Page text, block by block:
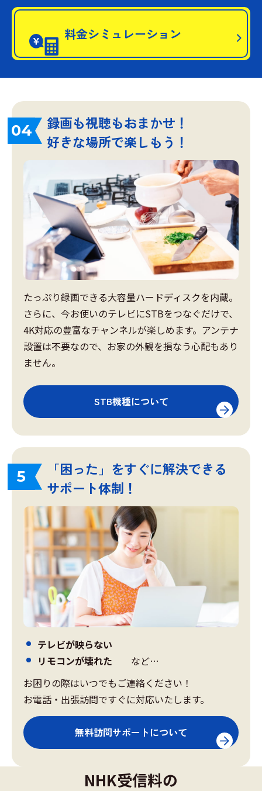
料金シミュレーション
04
録画も視聴もおまかせ！
好きな場所で楽しもう！
たっぷり録画できる大容量ハードディスクを内蔵。
さらに、今お使いのテレビにSTBをつなぐだけで、
4K対応の豊富なチャンネルが楽しめます。アンテナ
設置は不要なので、お家の外観を損なう心配もあり
ません。
STB機種について
5
「困った」をすぐに解決できる
サポート体制！
テレビが映らない
リモコンが壊れた など…
お困りの際はいつでもご連絡ください！
お電話・出張訪問ですぐに対応いたします。
無料訪問サポートについて
NHK受信料の